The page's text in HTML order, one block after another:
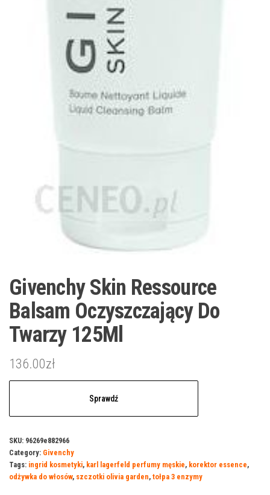
Givenchy Skin Ressource
Balsam Oczyszczający Do
Twarzy 125Ml
136.00zł
Sprawdź
SKU: 96269e882966
Category: Givenchy
Tags: ingrid kosmetyki, karl lagerfeld perfumy męskie, korektor essence,
odżywka do włosów, szczotki olivia garden, tołpa 3 enzymy